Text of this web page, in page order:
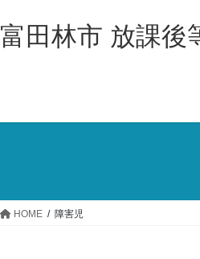
富田林市 放課後
HOME 障害児